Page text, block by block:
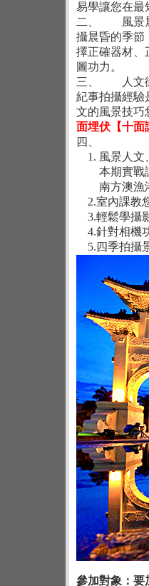
易學讓您在最
二、
風景
攝晨昏的季節
擇正確器材、
圖功力。
三、
人
紀事拍攝經驗
文的風景技巧
面埋伏【十面
四、
1. 風景人文
本期實戰課
南方澳漁港
2.室內課教
3.輕鬆學攝
4.針對相機
5.四季拍攝
參加對象：要